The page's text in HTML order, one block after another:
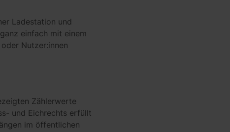
Ladestation und
einfach mit einem
Nutzer:innen
Zählerwerte
und Eichrechts erfüllt
im öffentlichen